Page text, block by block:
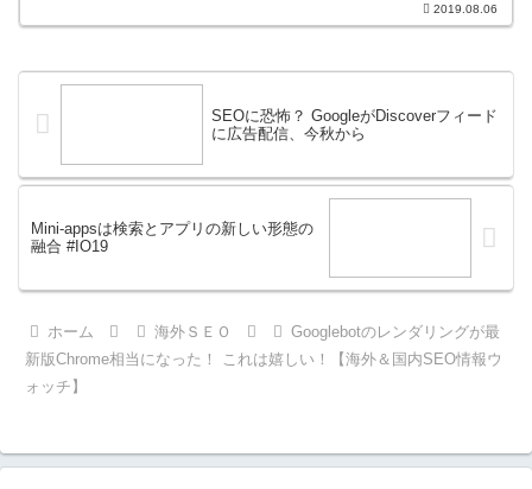
2019.08.06
SEOに恐怖？ GoogleがDiscoverフィード
に広告配信、今秋から
Mini-appsは検索とアプリの新しい形態の
融合 #IO19
ホーム 海外ＳＥＯ
Googlebotのレンダリングが最
新版Chrome相当になった！ これは嬉しい！【海外＆国内SEO情報ウ
ォッチ】